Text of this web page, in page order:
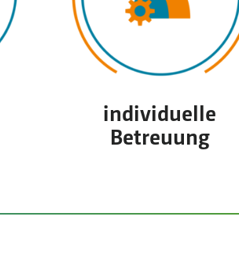
individuelle
Betreuung